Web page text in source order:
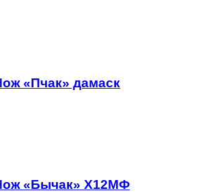
«Пчак» дамаск
«Бычак» Х12МФ